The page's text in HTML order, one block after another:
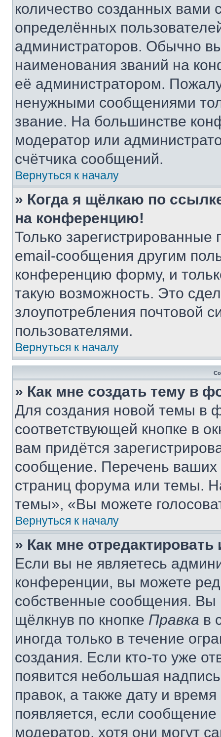
количество созданных
определённых
администраторов. Обычно
наименования званий на
её администратором.
ненужными сообщениями
звание. На большинстве
модератор или
счётчика сообщений.
Вернуться к началу
» Когда я щёлкаю по
на конференцию!
Только зарегистрированные
email-сообщения другим
конференцию форму, и
такую возможность. Это
злоупотребления почтовой
пользователями.
Вернуться к началу
» Как мне создать тему в
Для создания новой темы в
соответствующей кнопке в
вам придётся
сообщение. Перечень ваших
страниц форума или темы.
темы», «Вы можете
Вернуться к началу
» Как мне
Если вы не являетесь
конференции, вы можете
собственные сообщения. Вы
щёлкнув по кнопке Правка в
иногда только в течение
создания. Если кто-то уже
появится небольшая
правок, а также дату и
появляется, если
модератор, хотя они могут